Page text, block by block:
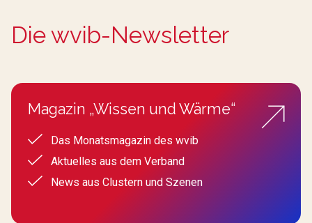
Die wvib-Newsletter
Magazin „Wissen und Wärme“
Das Monatsmagazin des wvib
Aktuelles aus dem Verband
News aus Clustern und Szenen